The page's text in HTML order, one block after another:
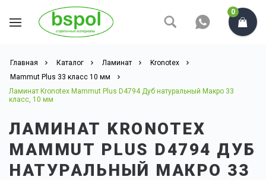
0
Главная Каталог Ламинат
Kronotex
Mammut Plus 33 класс 10 мм
Ламинат Kronotex Mammut Plus D4794 Дуб натуральный Макро 33
класс, 10 мм
ЛАМИНАТ KRONOTEX
MAMMUT PLUS D4794 ДУБ
НАТУРАЛЬНЫЙ МАКРО 33